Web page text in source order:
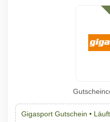
Gigasport Gutschein •